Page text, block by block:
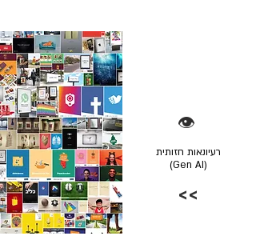
👁️
רעיונאות חזותית
(Gen AI)
>>